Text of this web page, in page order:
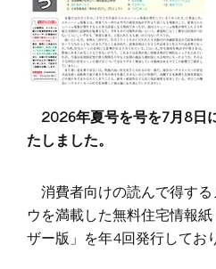
2026年夏号を号を7月8日
たしました。
消費者向けの読んで得す
ウを満載した無料住宅情報
ザー版」を年4回発行してお